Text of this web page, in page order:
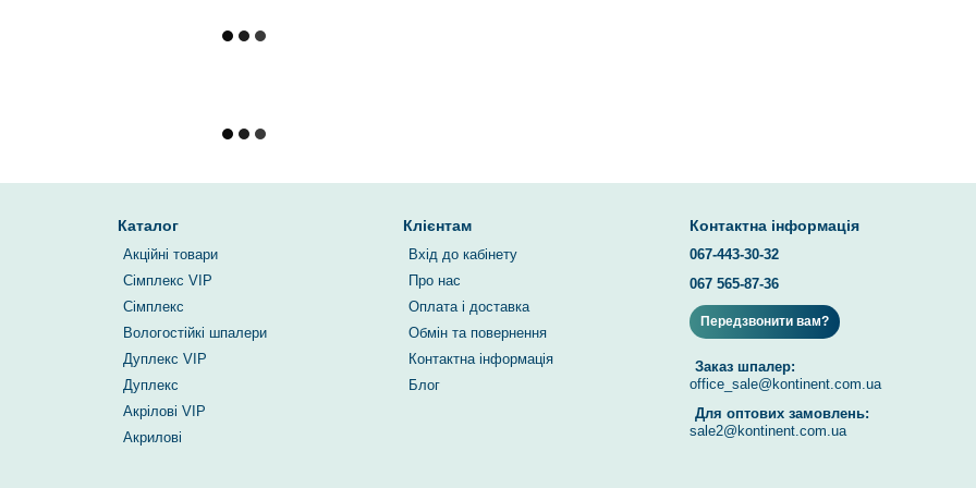
Каталог
Акційні товари
Сімплекс VIP
Сімплекс
Вологостійкі шпалери
Дуплекс VIP
Дуплекс
Акрілові VIP
Акрилові
Клієнтам
Вхід до кабінету
Про нас
Оплата і доставка
Обмін та повернення
Контактна інформація
Блог
Контактна інформація
067-443-30-32
067 565-87-36
Передзвонити вам?
Заказ шпалер:
office_sale@kontinent.com.ua
Для оптових замовлень:
sale2@kontinent.com.ua